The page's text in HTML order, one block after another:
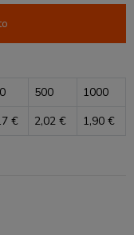
500
1000
€ 2,02 € 1,90 €